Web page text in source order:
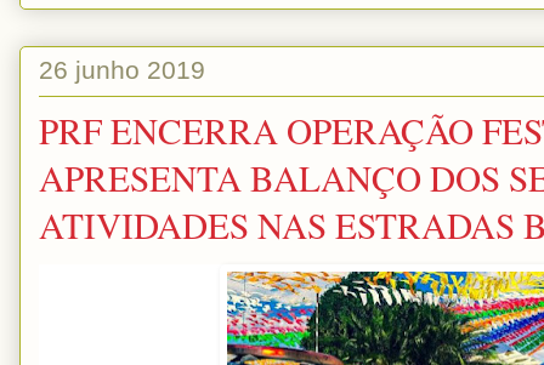
26 junho 2019
PRF ENCERRA OPERAÇÃO
APRESENTA BALANÇO DOS
ATIVIDADES NAS ESTRADAS